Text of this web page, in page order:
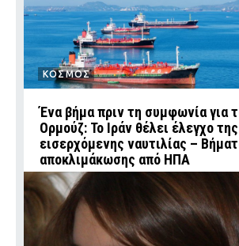
ΚΟΣΜΟΣ
Ένα βήμα πριν τη συμφωνία για
Ορμούζ: Το Ιράν θέλει έλεγχο της
εισερχόμενης ναυτιλίας –
αποκλιμάκωσης από ΗΠΑ